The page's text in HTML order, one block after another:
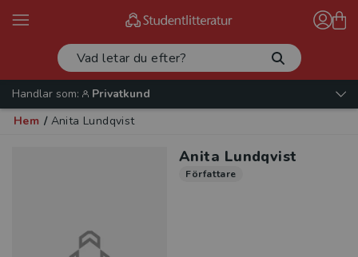
Handlar som:
Privatkund
Hem / Anita Lundqvist
Anita Lundqvist
Författare